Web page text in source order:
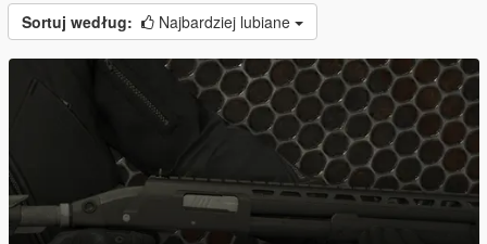
Sortuj według: Najbardziej lubiane